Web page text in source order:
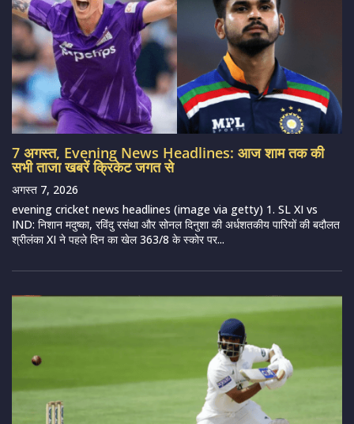
7 अगस्त, Evening News Headlines: आज शाम तक की
सभी ताजा खबरें क्रिकेट जगत से
अगस्त 7, 2026
evening cricket news headlines (image via getty) 1. SL XI vs
IND: निशान मदुष्का, रविंदु रसंथा और सोनल दिनुशा की अर्धशतकीय पारियों की बदौलत
श्रीलंका XI ने पहले दिन का खेल 363/8 के स्कोर पर...